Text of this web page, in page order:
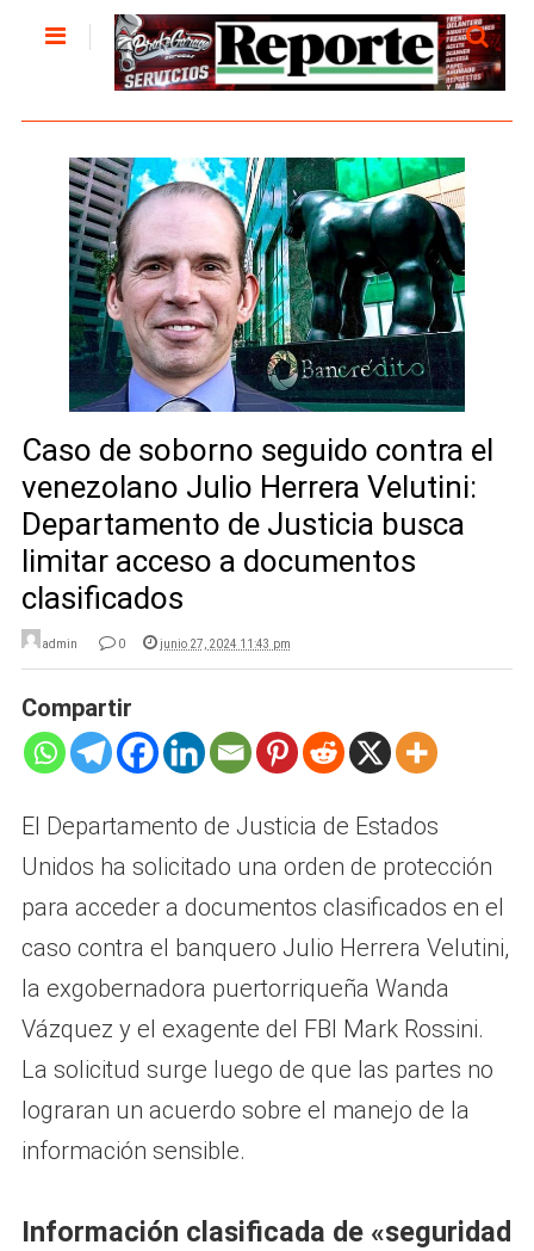
Caso de soborno seguido contra el
venezolano Julio Herrera Velutini:
Departamento de Justicia busca
limitar acceso a documentos
clasificados
admin 0 junio 27, 2024 11:43 pm
Compartir
El Departamento de Justicia de Estados
Unidos ha solicitado una orden de protección
para acceder a documentos clasificados en el
caso contra el banquero Julio Herrera Velutini,
la exgobernadora puertorriqueña Wanda
Vázquez y el exagente del FBI Mark Rossini.
La solicitud surge luego de que las partes no
lograran un acuerdo sobre el manejo de la
información sensible.
Información clasificada de «seguridad